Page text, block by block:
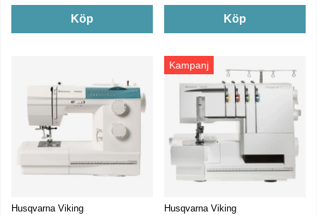
Köp Köp
Husqvarna Viking
Kampanj
Husqvarna Viking